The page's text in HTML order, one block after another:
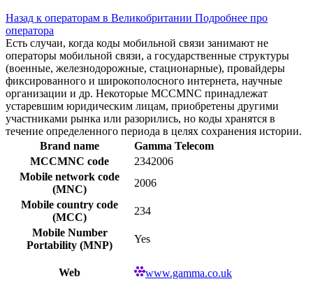
Назад к операторам в Великобритании Подробнее про
оператора
Есть случаи, когда коды мобильной связи занимают не
операторы мобильной связи, а государственные структуры
(военные, железнодорожные, стационарные), провайдеры
фиксированного и широкополосного интернета, научные
организации и др. Некоторые MCCMNC принадлежат
устаревшим юридическим лицам, приобретены другими
участниками рынка или разорились, но коды хранятся в
течение определенного периода в целях сохранения истории.
Brand name
Gamma Telecom
MCCMNC code
2342006
Mobile network code
(MNC)
2006
Mobile country code
(MCC)
234
Mobile Number
Portability (MNP)
Yes
Web www.gamma.co.uk